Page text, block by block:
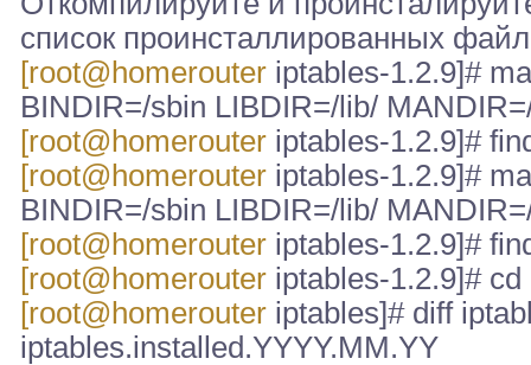
список проинсталлированных
[root@homerouter iptables-1.2.9]#
BINDIR=/sbin LIBDIR=/lib/
[root@homerouter iptables-1.2.9]#
[root@homerouter iptables-1.2.9]#
BINDIR=/sbin LIBDIR=/lib/
[root@homerouter iptables-1.2.9]#
[root@homerouter iptables-1.2.9]# cd
[root@homerouter iptables]# diff
iptables.installed.YYYY.MM.YY